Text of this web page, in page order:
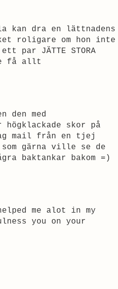
kan dra en lättnadens
roligare om hon inte
JÄTTE STORA
få allt
den med
skor på
mail från en tjej
som gärna ville se de
baktankar bakom =)
me alot in my
you on your